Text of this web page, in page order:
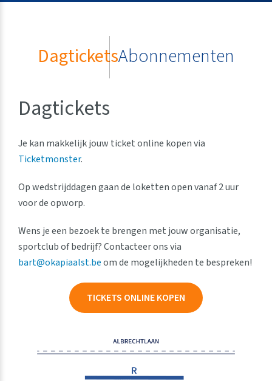
DagticketsAbonnementen
Dagtickets
Je kan makkelijk jouw ticket online kopen via
Ticketmonster.
Op wedstrijddagen gaan de loketten open vanaf 2 uur
voor de opworp.
Wens je een bezoek te brengen met jouw organisatie,
sportclub of bedrijf? Contacteer ons via
bart@okapiaalst.beom de mogelijkheden te bespreken!
TICKETS ONLINE KOPEN